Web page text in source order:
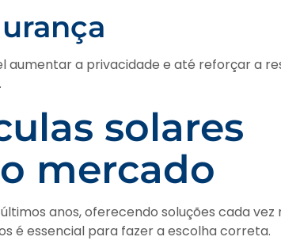
aumentar a privacidade e até reforçar a
solares
mercado
anos, oferecendo soluções cada vez
é essencial para fazer a escolha correta.